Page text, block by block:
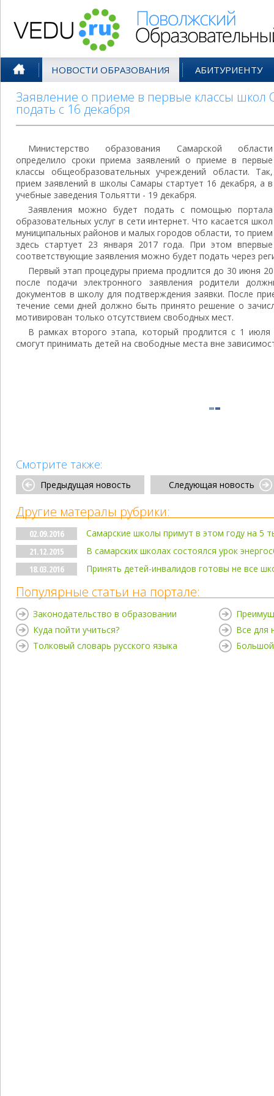
НОВОСТИ ОБРАЗОВАНИЯ АБИТУРИЕНТУ
Заявление о приеме в первые классы школ
подать с 16 декабря
Министерство образования Самарской области
определило сроки приема заявлений о приеме в первые
классы общеобразовательных учреждений области. Так,
прием заявлений в школы Самары стартует 16 декабря, а в
учебные заведения Тольятти - 19 декабря.
Заявления можно будет подать с помощью портала
образовательных услуг в сети интернет. Что касается школ
муниципальных районов и малых городов области, то прием
здесь стартует 23 января 2017 года. При этом впервые
соответствующие заявления можно будет подать через
Первый этап процедуры приема продлится до 30 июня
после подачи электронного заявления родители
документов в школу для подтверждения заявки. После
течение семи дней должно быть принято решение о
мотивирован только отсутствием свободных мест.
В рамках второго этапа, который продлится с 1
смогут принимать детей на свободные места вне
Смотрите также:
Предыдущая новость Следующая новость
Другие матералы рубрики:
02.09.2016
Самарские школы примут в этом году на 5
21.12.2015
В самарских школах состоялся урок
18.03.2016
Принять детей-инвалидов готовы не все
Популярные статьи на портале:
Законодательство в образовании
Куда пойти учиться?
Толковый словарь русского языка
Все для
Большой